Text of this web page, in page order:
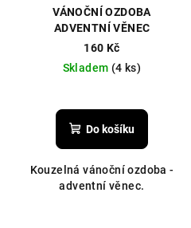
VÁNOČNÍ OZDOBA
ADVENTNÍ VĚNEC
160 Kč
Skladem (4 ks)
Do košíku
Kouzelná vánoční ozdoba -
adventní věnec.